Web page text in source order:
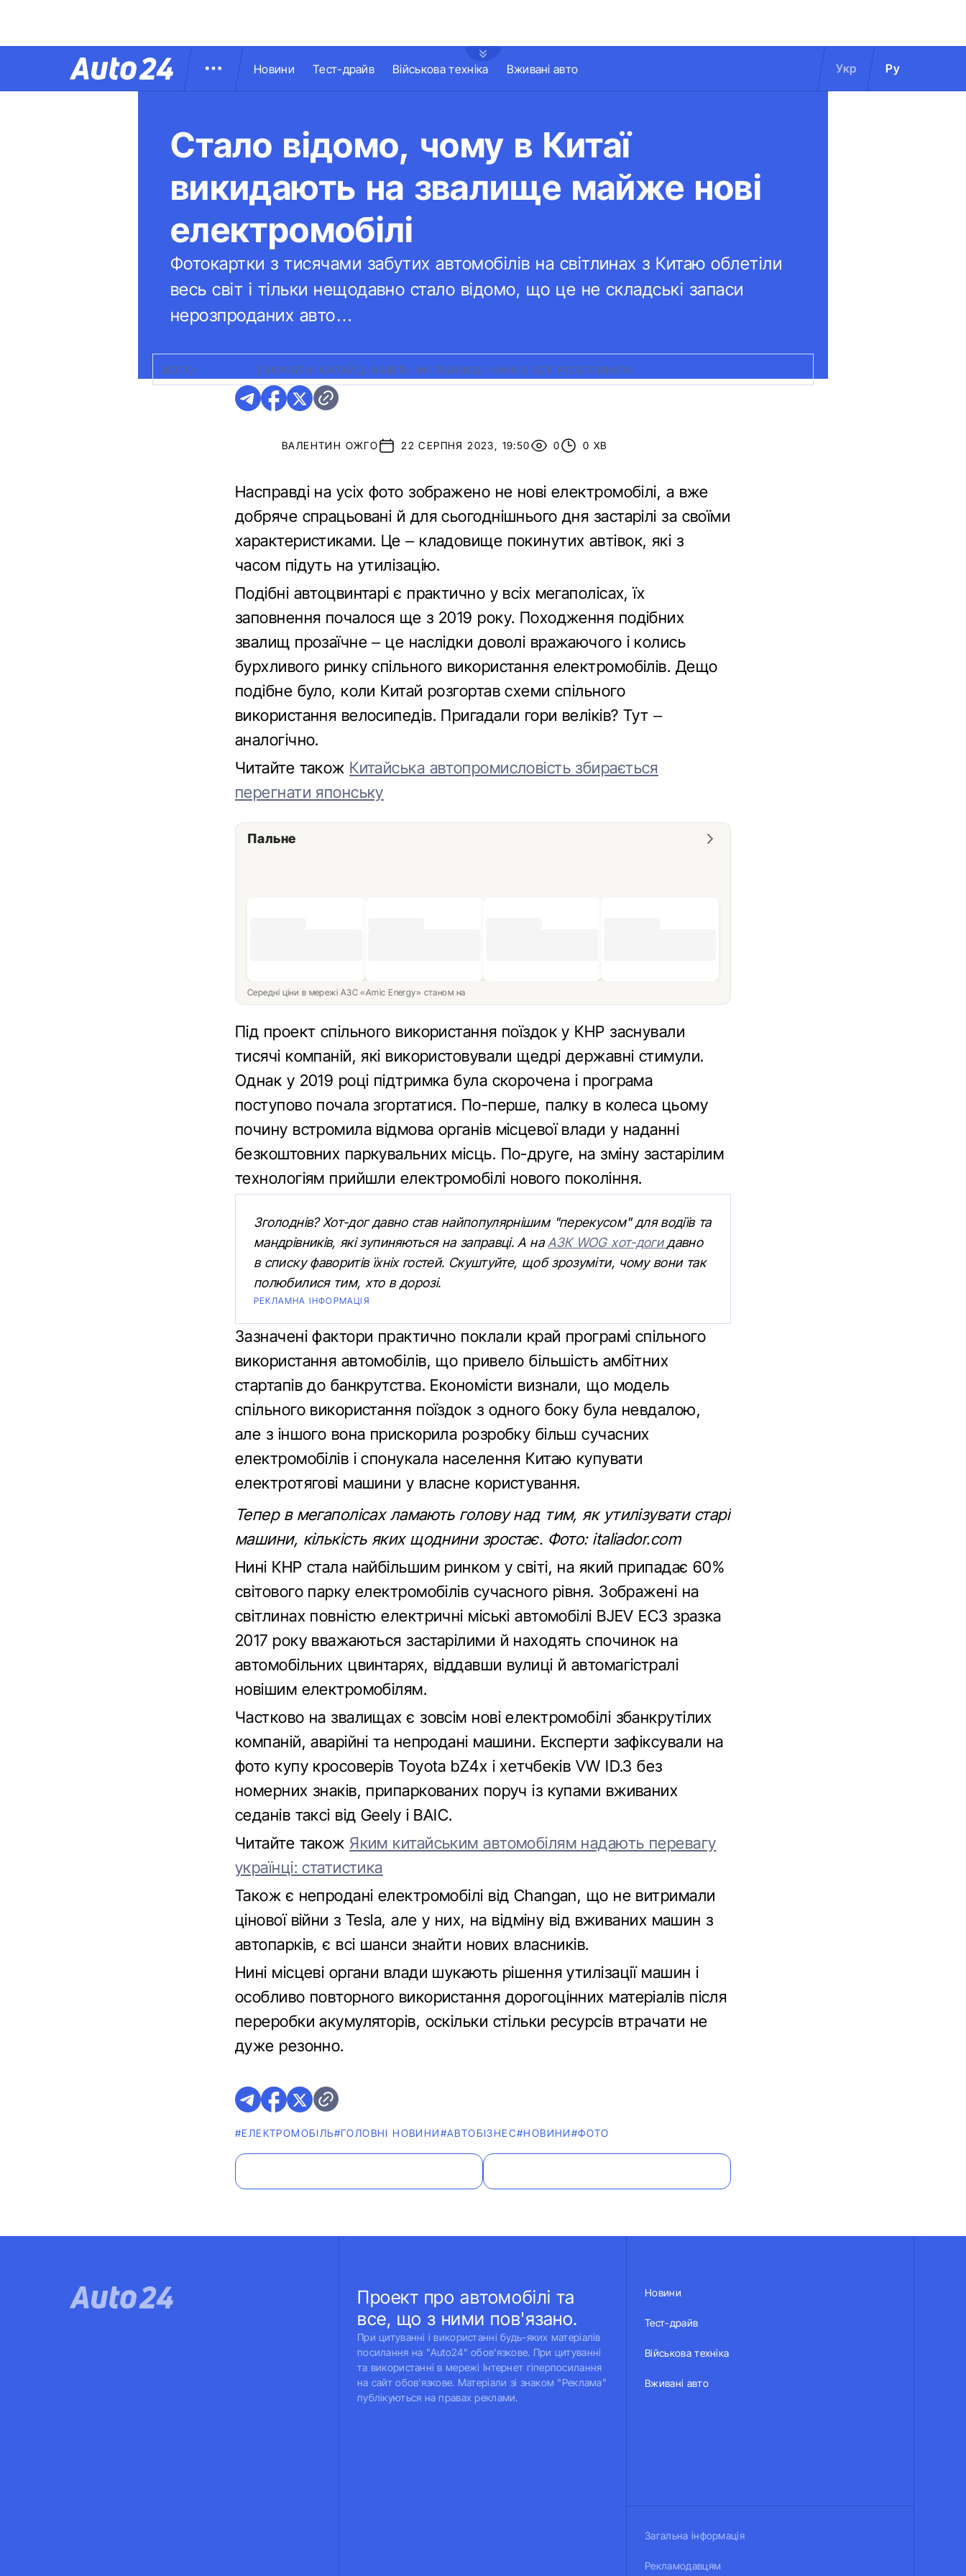
Новини Тест-драйв Військова техніка Вживані авто Укр Ру
Стало відомо, чому в Китаї
викидають на звалище майже нові
електромобілі
Фотокартки з тисячами забутих автомобілів на світлинах з Китаю облетіли
весь світ і тільки нещодавно стало відомо, що це не складські запаси
нерозпроданих авто…
ФОТО: АКУРАТНІ КИТАЙЦІ НАВІТЬ НА ЗВАЛИЩІ ЧИННО ВСЕ РОЗСТАВИЛИ
ВАЛЕНТИН ОЖГО 22 СЕРПНЯ 2023, 19:50 0 0 ХВ
Насправді на усіх фото зображено не нові електромобілі, а вже
добряче спрацьовані й для сьогоднішнього дня застарілі за своїми
характеристиками. Це – кладовище покинутих автівок, які з
часом підуть на утилізацію.
Подібні автоцвинтарі є практично у всіх мегаполісах, їх
заповнення почалося ще з 2019 року. Походження подібних
звалищ прозаїчне – це наслідки доволі вражаючого і колись
бурхливого ринку спільного використання електромобілів. Дещо
подібне було, коли Китай розгортав схеми спільного
використання велосипедів. Пригадали гори веліків? Тут –
аналогічно.
Читайте також Китайська автопромисловість збирається
перегнати японську
Пальне
Середні ціни в мережі АЗС «Amic Energy» станом на
Під проект спільного використання поїздок у КНР заснували
тисячі компаній, які використовували щедрі державні стимули.
Однак у 2019 році підтримка була скорочена і програма
поступово почала згортатися. По-перше, палку в колеса цьому
почину встромила відмова органів місцевої влади у наданні
безкоштовних паркувальних місць. По-друге, на зміну застарілим
технологіям прийшли електромобілі нового покоління.
Зголоднів? Хот-дог давно став найпопулярнішим "перекусом" для водіїв та
мандрівників, які зупиняються на заправці. А наАЗК WOG хот-догидавно
в списку фаворитів їхніх гостей. Скуштуйте, щоб зрозуміти, чому вони так
полюбилися тим, хто в дорозі.
РЕКЛАМНА ІНФОРМАЦІЯ
Зазначені фактори практично поклали край програмі спільного
використання автомобілів, що привело більшість амбітних
стартапів до банкрутства. Економісти визнали, що модель
спільного використання поїздок з одного боку була невдалою,
але з іншого вона прискорила розробку більш сучасних
електромобілів і спонукала населення Китаю купувати
електротягові машини у власне користування.
Тепер в мегаполісах ламають голову над тим, як утилізувати старі
машини, кількість яких щоднини зростає. Фото: italiador.com
Нині КНР стала найбільшим ринком у світі, на який припадає 60%
світового парку електромобілів сучасного рівня. Зображені на
світлинах повністю електричні міські автомобілі BJEV EC3 зразка
2017 року вважаються застарілими й находять спочинок на
автомобільних цвинтарях, віддавши вулиці й автомагістралі
новішим електромобілям.
Частково на звалищах є зовсім нові електромобілі збанкрутілих
компаній, аварійні та непродані машини. Експерти зафіксували на
фото купу кросоверів Toyota bZ4x і хетчбеків VW ID.3 без
номерних знаків, припаркованих поруч із купами вживаних
седанів таксі від Geely і BAIC.
Читайте також Яким китайським автомобілям надають перевагу
українці: статистика
Також є непродані електромобілі від Changan, що не витримали
цінової війни з Tesla, але у них, на відміну від вживаних машин з
автопарків, є всі шанси знайти нових власників.
Нині місцеві органи влади шукають рішення утилізації машин і
особливо повторного використання дорогоцінних матеріалів після
переробки акумуляторів, оскільки стільки ресурсів втрачати не
дуже резонно.
#ЕЛЕКТРОМОБІЛЬ#ГОЛОВНІ НОВИНИ#АВТОБІЗНЕС#НОВИНИ#ФОТО
Проект про автомобілі та
все, що з ними пов'язано.
При цитуванні і використанні будь-яких матеріалів
посилання на "Auto24" обов'язкове. При цитуванні
та використанні в мережі Інтернет гіперпосилання
на сайт обов'язкове. Матеріали зі знаком "Реклама"
публікуються на правах реклами.
Новини
Тест-драйв
Військова техніка
Вживані авто
Загальна інформація
Рекламодавцям